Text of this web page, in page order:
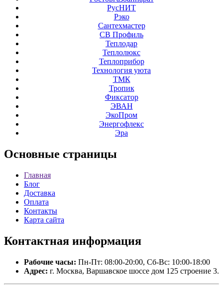
РусНИТ
Рэко
Сантехмастер
СВ Профиль
Теплодар
Теплолюкс
Теплоприбор
Технология уюта
ТМК
Тропик
Фиксатор
ЭВАН
ЭкоПром
Энергофлекс
Эра
Основные страницы
Главная
Блог
Доставка
Оплата
Контакты
Карта сайта
Контактная информация
Рабочие часы: Пн-Пт: 08:00-20:00, Сб-Вс: 10:00-18:00
Адрес: г. Москва, Варшавское шоссе дом 125 строение 3.